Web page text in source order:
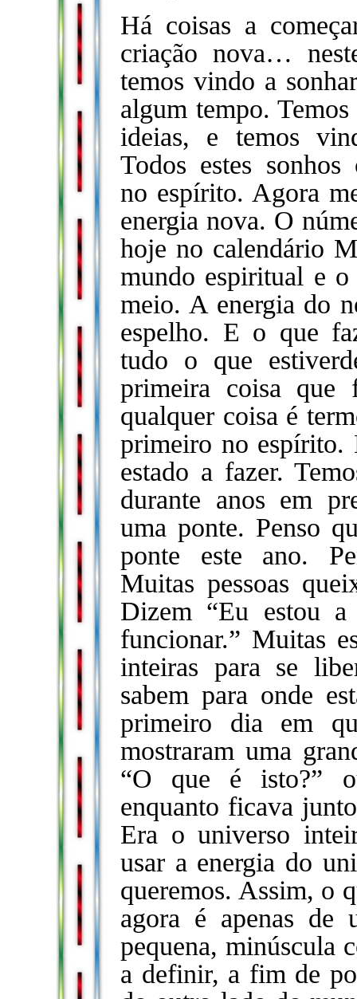
Há coisas a
criação nova…
temos vindo a
algum tempo.
ideias, e temos
Todos estes sonhos
no espírito. Agora
energia nova. O
hoje no calendário
mundo espiritual e
meio. A energia do
espelho. E o que
tudo o que
primeira coisa que
qualquer coisa é
primeiro no espírito.
estado a fazer.
durante anos em
uma ponte. Penso
ponte este ano.
Muitas pessoas
Dizem “Eu estou
funcionar.” Muitas
inteiras para se
sabem para onde
primeiro dia em
mostraram uma
“O que é isto?”
enquanto ficava
Era o universo
usar a energia do
queremos. Assim, o
agora é apenas de
pequena, minúscula
a definir, a fim de